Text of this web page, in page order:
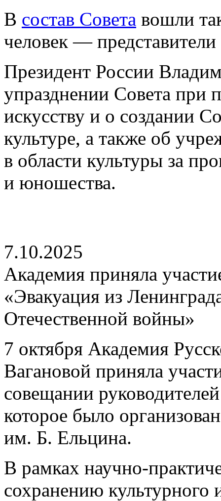
В состав Совета вошли
человек —
Президент России
упразднении Совета при
искусству и о создании
культуре, а также об
в области культуры за
и юношества.
7.10.2025
Академия приняла
«Эвакуация из
Отечественной войны»
7 октября Академия
Вагановой приняла
совещании
которое было
им. Б. Ельцина.
В рамках научно-
сохранению культурного